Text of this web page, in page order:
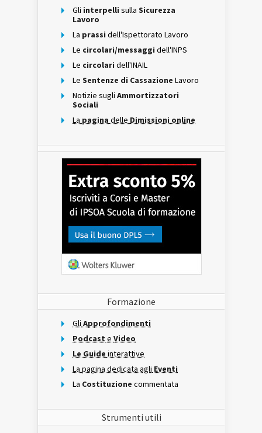
Gli interpelli sulla Sicurezza
Lavoro
La prassi dell'Ispettorato Lavoro
Le circolari/messaggi dell'INPS
Le circolari dell'INAIL
Le Sentenze di Cassazione Lavoro
Notizie sugli Ammortizzatori
Sociali
La pagina delle Dimissioni online
Formazione
Gli Approfondimenti
Podcast e Video
Le Guide interattive
La pagina dedicata agli Eventi
La Costituzione commentata
Strumenti utili